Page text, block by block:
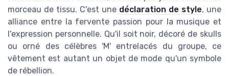
morceau de tissu. C'est une déclaration de style, une
alliance entre la fervente passion pour la musique et
l'expression personnelle. Qu'il soit noir, décoré de skulls
ou orné des célèbres 'M' entrelacés du groupe, ce
vêtement est autant un objet de mode qu'un symbole
de rébellion.